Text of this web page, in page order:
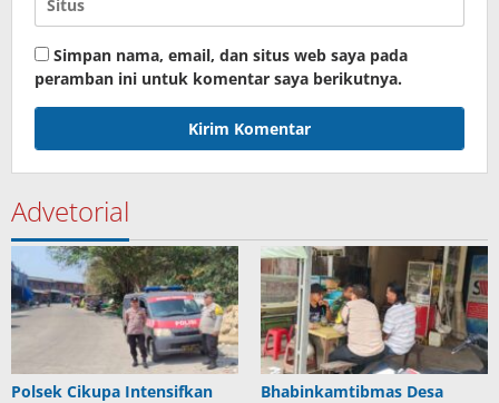
Simpan nama, email, dan situs web saya pada
peramban ini untuk komentar saya berikutnya.
Advetorial
Polsek Cikupa Intensifkan Bhabinkamtibmas Desa